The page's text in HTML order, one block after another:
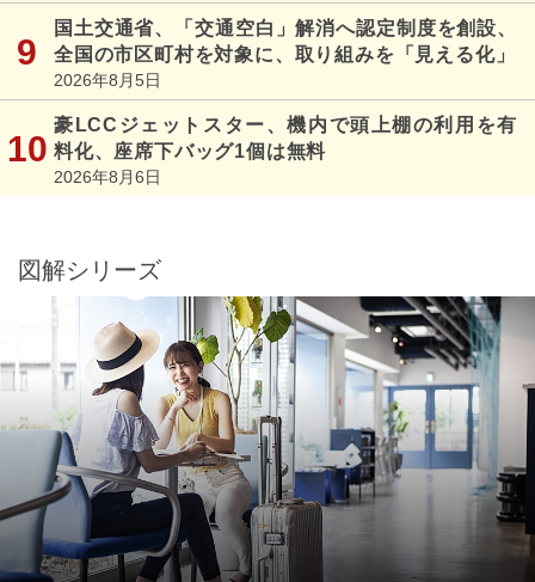
国土交通省、「交通空白」解消へ認定制度を創設、
全国の市区町村を対象に、取り組みを「見える化」
2026年8月5日
豪LCCジェットスター、機内で頭上棚の利用を有
料化、座席下バッグ1個は無料
2026年8月6日
図解シリーズ